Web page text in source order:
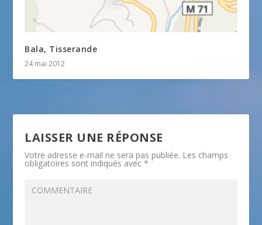
Bala, Tisserande
24 mai 2012
LAISSER UNE RÉPONSE
Votre adresse e-mail ne sera pas publiée. Les champs
obligatoires sont indiqués avec*